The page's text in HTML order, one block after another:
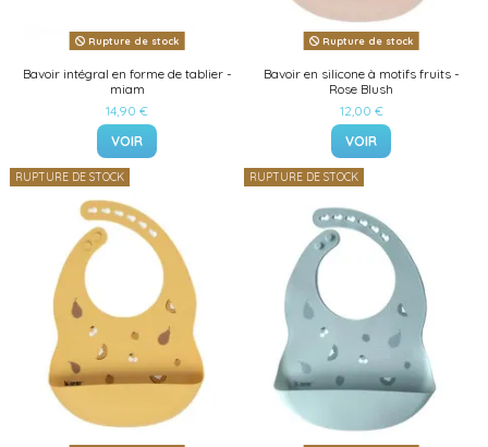
Rupture de stock
Bavoir intégral en forme de tablier -
miam
14,90 €
VOIR
Rupture de stock
Bavoir en silicone à motifs fruits -
Rose Blush
12,00 €
VOIR
RUPTURE DE STOCK RUPTURE DE STOCK